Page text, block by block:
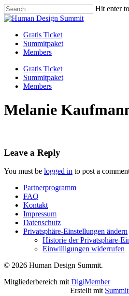
Skip
to
content
Hit enter
Close
Menu
Gratis Ticket
Summitpaket
Members
Gratis Ticket
Summitpaket
Members
Melanie
Leave a Reply
You must be logged in to post a
Partnerprogramm
FAQ
Kontakt
Impressum
Datenschutz
Privatsphäre-Einstellungen ändern
Historie der Privatsphäre-
Einwilligungen widerrufen
© 2026 Human Design Summit.
Mitgliederbereich mit DigiMember
Erstellt mit